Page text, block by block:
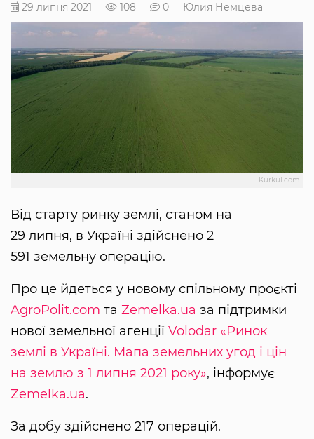
29 липня 2021 108 0 Юлия Немцева
Kurkul.com
Від старту ринку землі, станом на
29 липня, в Україні здійснено 2
591 земельну операцію.
Про це йдеться у новому спільному проєкті
AgroPolit.com та Zemelka.ua за підтримки
нової земельної агенції Volodar «Ринок
землі в Україні. Мапа земельних угод і цін
на землю з 1 липня 2021 року», інформує
Zemelka.ua.
За добу здійснено 217 операцій.